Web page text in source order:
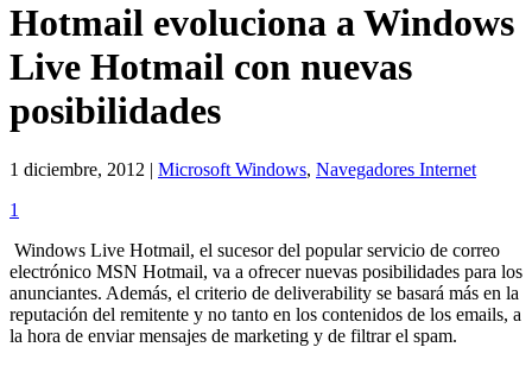
Hotmail evoluciona a Windows
Live Hotmail con nuevas
posibilidades
1 diciembre, 2012 | Microsoft Windows, Navegadores Internet
1
Windows Live Hotmail, el sucesor del popular servicio de correo
electrónico MSN Hotmail, va a ofrecer nuevas posibilidades para los
anunciantes. Además, el criterio de deliverability se basará más en la
reputación del remitente y no tanto en los contenidos de los emails, a
la hora de enviar mensajes de marketing y de filtrar el spam.